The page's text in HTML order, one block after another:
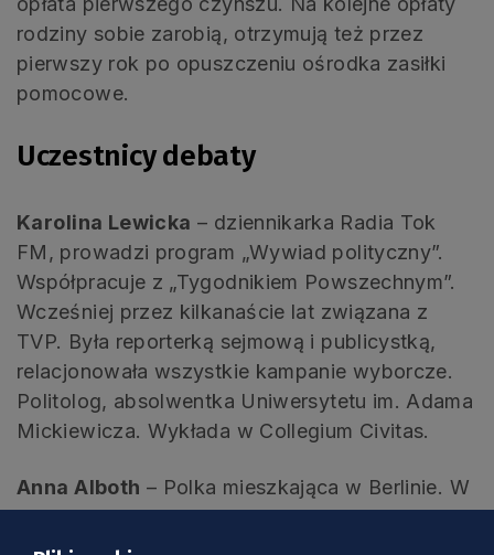
rodziny sobie zarobią, otrzymują też przez
pierwszy rok po opuszczeniu ośrodka zasiłki
pomocowe.
Uczestnicy debaty
Karolina Lewicka – dziennikarka Radia Tok
FM, prowadzi program „Wywiad polityczny”.
Współpracuje z „Tygodnikiem Powszechnym”.
Wcześniej przez kilkanaście lat związana z
TVP. Była reporterką sejmową i publicystką,
relacjonowała wszystkie kampanie wyborcze.
Politolog, absolwentka Uniwersytetu im. Adama
Mickiewicza. Wykłada w Collegium Civitas.
Anna Alboth – Polka mieszkająca w Berlinie. W
2018 roku nominowana do Pokojowej Nagrody
Nobla (pierwsza „polska nominacja” od 11 lat!)